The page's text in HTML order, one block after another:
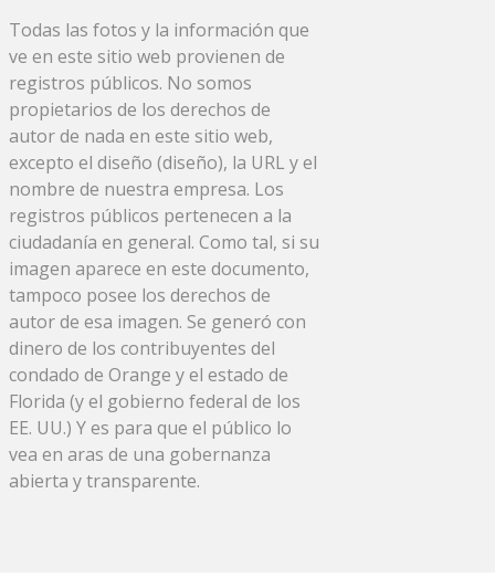
Todas las fotos y la información que
ve en este sitio web provienen de
registros públicos. No somos
propietarios de los derechos de
autor de nada en este sitio web,
excepto el diseño (diseño), la URL y el
nombre de nuestra empresa. Los
registros públicos pertenecen a la
ciudadanía en general. Como tal, si su
imagen aparece en este documento,
tampoco posee los derechos de
autor de esa imagen. Se generó con
dinero de los contribuyentes del
condado de Orange y el estado de
Florida (y el gobierno federal de los
EE. UU.) Y es para que el público lo
vea en aras de una gobernanza
abierta y transparente.